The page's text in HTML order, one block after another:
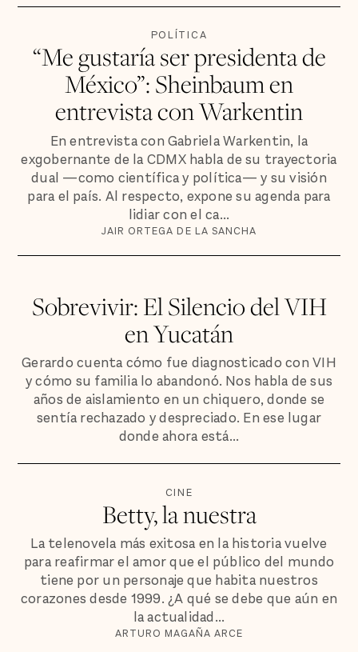
POLÍTICA
“Me gustaría ser presidenta de
México”: Sheinbaum en
entrevista con Warkentin
En entrevista con Gabriela Warkentin, la
exgobernante de la CDMX habla de su trayectoria
dual —como científica y política— y su visión
para el país. Al respecto, expone su agenda para
lidiar con el ca...
JAIR ORTEGA DE LA SANCHA
Sobrevivir: El Silencio del VIH
en Yucatán
Gerardo cuenta cómo fue diagnosticado con VIH
y cómo su familia lo abandonó. Nos habla de sus
años de aislamiento en un chiquero, donde se
sentía rechazado y despreciado. En ese lugar
donde ahora está...
CINE
Betty, la nuestra
La telenovela más exitosa en la historia vuelve
para reafirmar el amor que el público del mundo
tiene por un personaje que habita nuestros
corazones desde 1999. ¿A qué se debe que aún en
la actualidad...
ARTURO MAGAÑA ARCE